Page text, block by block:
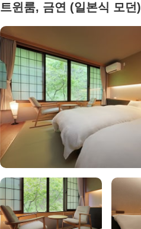
트윈룸, 금연 (일본식 모던)